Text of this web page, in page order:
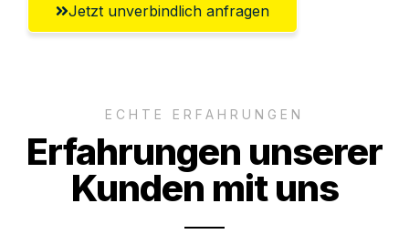
Jetzt unverbindlich anfragen
ECHTE ERFAHRUNGEN
Erfahrungen unserer
Kunden mit uns